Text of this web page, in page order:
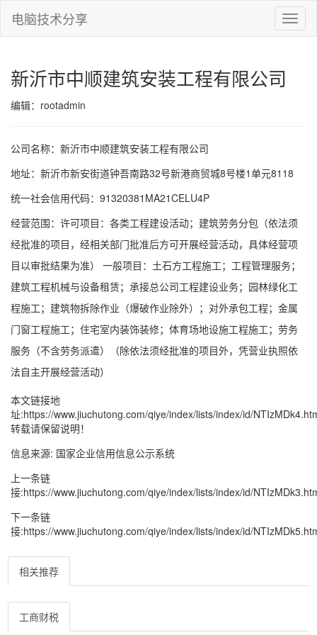
切
换
电脑技术分享
新沂市中顺建筑安装工程有限公司
编辑：rootadmin
公司名称：新沂市中顺建筑安装工程有限公司
地址：新沂市新安街道钟吾南路32号新港商贸城8号楼1单元8118
统一社会信用代码：91320381MA21CELU4P
经营范围：许可项目：各类工程建设活动；建筑劳务分包（依法须
经批准的项目，经相关部门批准后方可开展经营活动，具体经营项
目以审批结果为准） 一般项目：土石方工程施工；工程管理服务；
建筑工程机械与设备租赁；承接总公司工程建设业务；园林绿化工
程施工；建筑物拆除作业（爆破作业除外）；对外承包工程；金属
门窗工程施工；住宅室内装饰装修；体育场地设施工程施工；劳务
服务（不含劳务派遣）（除依法须经批准的项目外，凭营业执照依
法自主开展经营活动）
本文链接地
址:https://www.jiuchutong.com/qiye/index/lists/index/id/
转载请保留说明！
信息来源: 国家企业信用信息公示系统
上一条链
接:https://www.jiuchutong.com/qiye/index/lists/index/id/
下一条链
接:https://www.jiuchutong.com/qiye/index/lists/index/id/
相关推荐
工商财税